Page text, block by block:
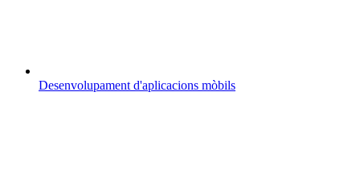
Desenvolupament d'aplicacions mòbils